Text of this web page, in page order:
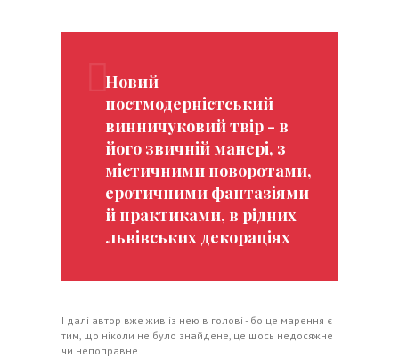
Новий
постмодерністський
винничуковий твір - в
його звичній манері, з
містичними поворотами,
еротичними фантазіями
й практиками, в рідних
львівських декораціях
І далі автор вже жив із нею в голові - бо це марення є
тим, що ніколи не було знайдене, це щось недосяжне
чи непоправне.